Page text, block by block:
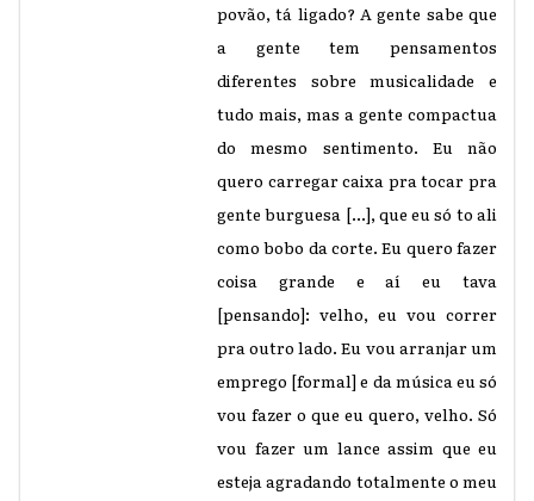
povão, tá ligado? A gente sabe que
a gente tem pensamentos
diferentes sobre musicalidade e
tudo mais, mas a gente compactua
do mesmo sentimento. Eu não
quero carregar caixa pra tocar pra
gente burguesa [...], que eu só to ali
como bobo da corte. Eu quero fazer
coisa grande e aí eu tava
[pensando]: velho, eu vou correr
pra outro lado. Eu vou arranjar um
emprego [formal] e da música eu só
vou fazer o que eu quero, velho. Só
vou fazer um lance assim que eu
esteja agradando totalmente o meu